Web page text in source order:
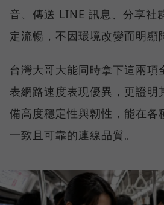
音、傳送 LINE 訊息、分享社
定流暢，不因環境改變而明顯
台灣大哥大能同時拿下這兩項
表網路速度表現優異，更證明
備高度穩定性與韌性，能在各
一致且可靠的連線品質。